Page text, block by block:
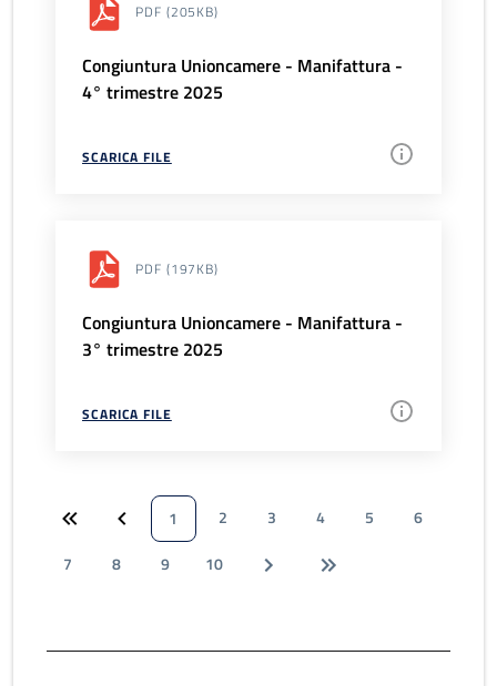
PDF (205KB)
Congiuntura Unioncamere - Manifattura -
4° trimestre 2025
SCARICA FILE
PDF (197KB)
Congiuntura Unioncamere - Manifattura -
3° trimestre 2025
SCARICA FILE
1 2 3 4 5
6
7
8 9 10